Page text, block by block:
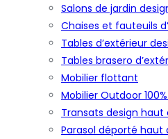
Salons de jardin
Chaises et fauteuils
Tables d’extérieur
Tables brasero
Mobilier flottant
Mobilier Outdoor
Transats design
Parasol déporté haut